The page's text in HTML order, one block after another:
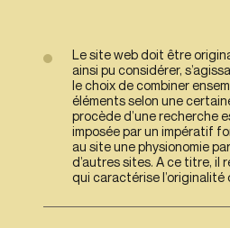
Le site web doit être
ainsi pu considérer,
le choix de combiner
éléments selon une
procède d’une recherche
imposée par un impératif
au site une physionomie
d’autres sites. A ce titre,
qui caractérise l’originalité